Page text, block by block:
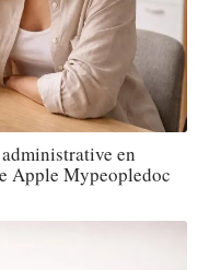
en
Apple Mypeopledoc